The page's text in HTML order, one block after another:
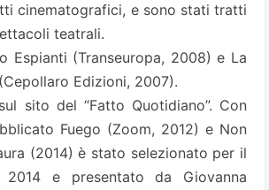
cinematografici, e sono stati tratti
teatrali.
Espianti (Transeuropa, 2008) e La
Edizioni, 2007).
sito del “Fatto Quotidiano”. Con
Fuego (Zoom, 2012) e Non
(2014) è stato selezionato per il
2014 e presentato da Giovanna